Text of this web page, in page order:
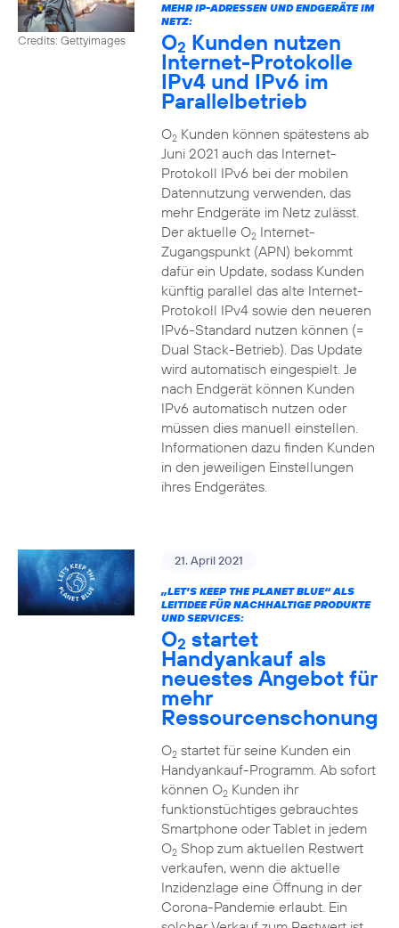
Credits: Gettyimages
MEHR IP-ADRESSEN UND ENDGERÄTE IM
NETZ:
O2 Kunden nutzen
Internet-Protokolle
IPv4 und IPv6 im
Parallelbetrieb
O2Kunden können spätestens ab
Juni 2021 auch das Internet-
Protokoll IPv6 bei der mobilen
Datennutzung verwenden, das
mehr Endgeräte im Netz zulässt.
Der aktuelle O2Internet-
Zugangspunkt (APN) bekommt
dafür ein Update, sodass Kunden
künftig parallel das alte Internet-
Protokoll IPv4 sowie den neueren
IPv6-Standard nutzen können (=
Dual Stack-Betrieb). Das Update
wird automatisch eingespielt. Je
nach Endgerät können Kunden
IPv6 automatisch nutzen oder
müssen dies manuell einstellen.
Informationen dazu finden Kunden
in den jeweiligen Einstellungen
ihres Endgerätes.
21. April 2021
„LET’S KEEP THE PLANET BLUE“ ALS
LEITIDEE FÜR NACHHALTIGE PRODUKTE
UND SERVICES:
O2 startet
Handyankauf als
neuestes Angebot für
mehr
Ressourcenschonung
O2startet für seine Kunden ein
Handyankauf-Programm. Ab sofort
können O2Kunden ihr
funktionstüchtiges gebrauchtes
Smartphone oder Tablet in jedem
O2Shop zum aktuellen Restwert
verkaufen, wenn die aktuelle
Inzidenzlage eine Öffnung in der
Corona-Pandemie erlaubt. Ein